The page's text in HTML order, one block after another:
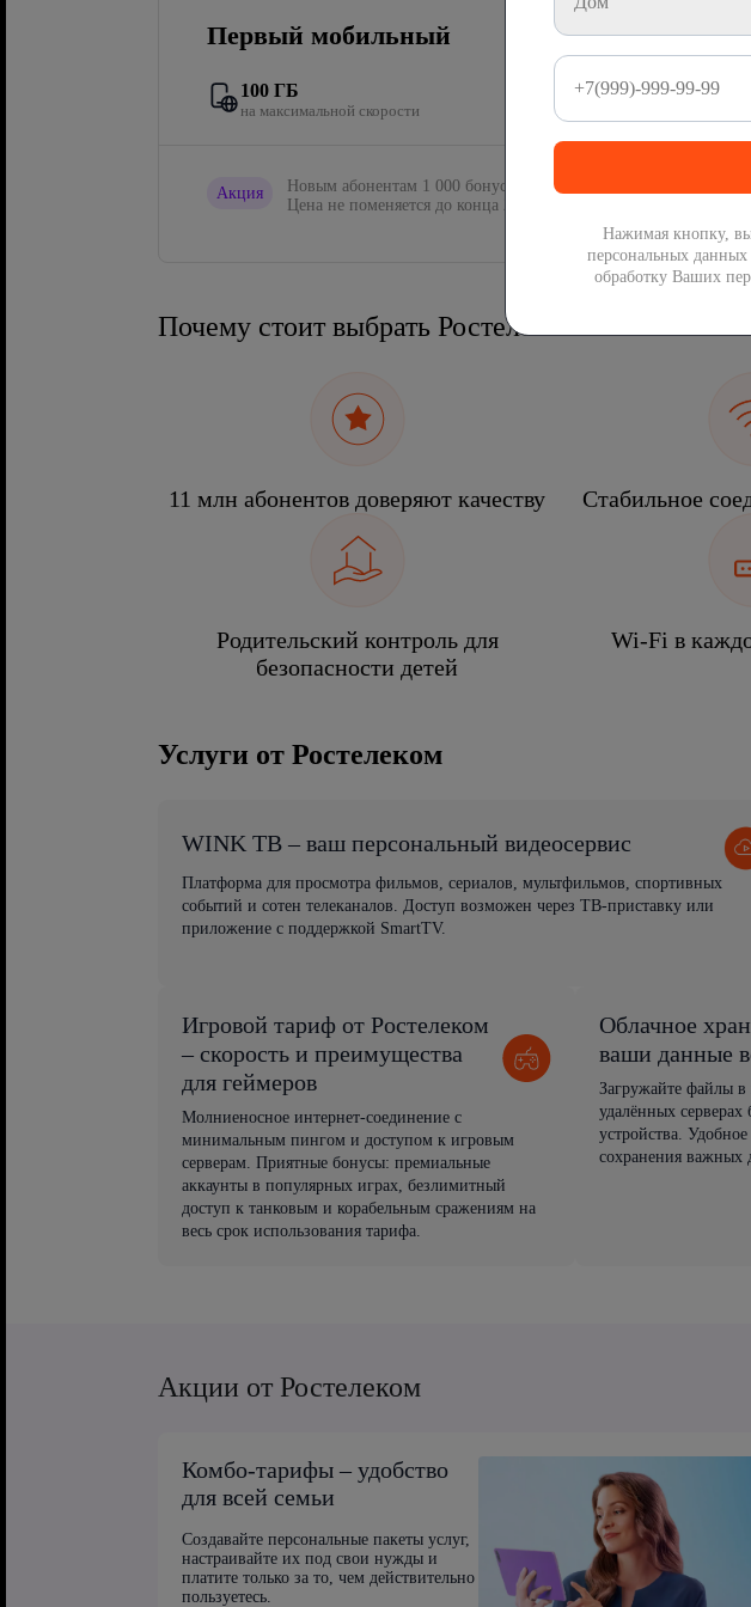
Первый мобильный
100 ГБ
на максимальной скорости
1 000 минут
Акция
Новым абонентам 1 000 бонусов в подарок при переходе со
Цена не поменяется до конца 2027 года!
Почему стоит выбрать Ростелеком
11 млн абонентов доверяют качеству Стабильное
Родительский контроль для
безопасности детей
Wi-Fi в
Услуги от Ростелеком
WINK ТВ – ваш персональный видеосервис
Платформа для просмотра фильмов, сериалов, мультфильмов, спортивных
событий и сотен телеканалов. Доступ возможен через ТВ-приставку или
приложение с поддержкой SmartTV.
Игровой тариф от Ростелеком
– скорость и преимущества
для геймеров
Молниеносное интернет-соединение с
минимальным пингом и доступом к игровым
серверам. Приятные бонусы: премиальные
аккаунты в популярных играх, безлимитный
доступ к танковым и корабельным сражениям на
весь срок использования тарифа.
Облачное
ваши данные
Загружайте файлы
удалённых серверах
устройства.
сохранения важных
Акции от Ростелеком
Комбо-тарифы – удобство
для всей семьи
Создавайте персональные пакеты услуг,
настраивайте их под свои нужды и
платите только за то, чем действительно
пользуетесь.
Нажимая кнопку,
персональных данных
обработку Ваших